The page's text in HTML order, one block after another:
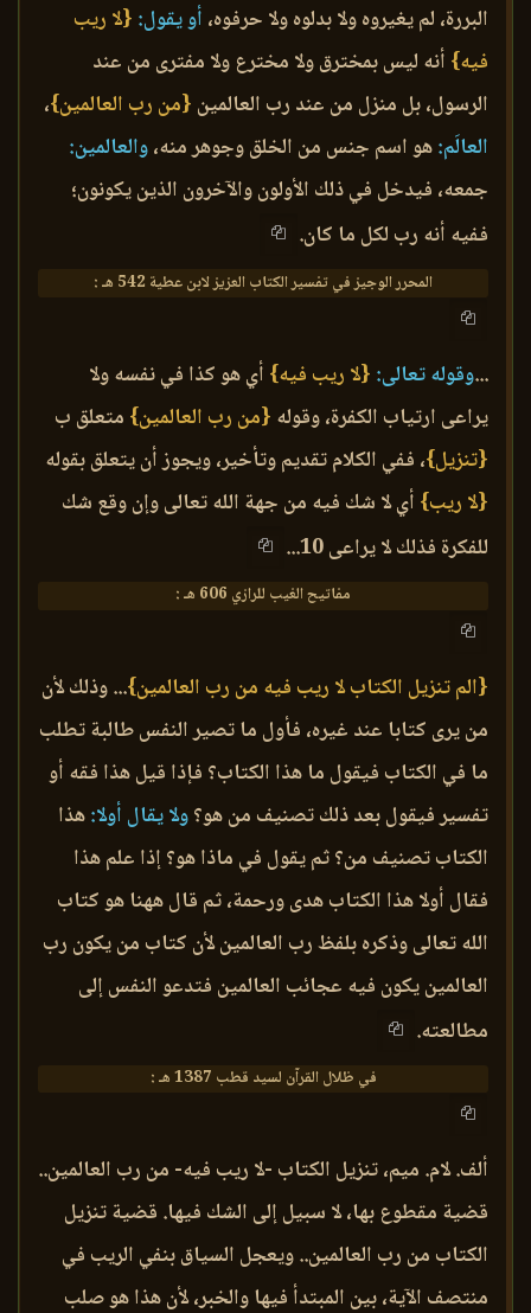
البررة، لم يغيروه ولا بدلوه ولا حرفوه، أو يقول: {لا ريب
فيه} أنه ليس بمخترق ولا مخترع ولا مفترى من عند
الرسول، بل منزل من عند رب العالمين {من رب العالمين}،
العالَم:هو اسم جنس من الخلق وجوهر منه،والعالمين:
جمعه، فيدخل في ذلك الأولون والآخرون الذين يكونون؛
ففيه أنه رب لكل ما كان.
المحرر الوجيز في تفسير الكتاب العزيز لابن عطية 542 هـ :
...وقوله تعالى: {لا ريب فيه} أي هو كذا في نفسه ولا
يراعى ارتياب الكفرة، وقوله {من رب العالمين} متعلق ب
{تنزيل}، ففي الكلام تقديم وتأخير، ويجوز أن يتعلق بقوله
{لا ريب} أي لا شك فيه من جهة الله تعالى وإن وقع شك
للفكرة فذلك لا يراعى 10...
مفاتيح الغيب للرازي 606 هـ :
{الم تنزيل الكتاب لا ريب فيه من رب العالمين}... وذلك لأن
من يرى كتابا عند غيره، فأول ما تصير النفس طالبة تطلب
ما في الكتاب فيقول ما هذا الكتاب؟ فإذا قيل هذا فقه أو
تفسير فيقول بعد ذلك تصنيف من هو؟ولا يقال أولا:هذا
الكتاب تصنيف من؟ ثم يقول في ماذا هو؟ إذا علم هذا
فقال أولا هذا الكتاب هدى ورحمة، ثم قال ههنا هو كتاب
الله تعالى وذكره بلفظ رب العالمين لأن كتاب من يكون رب
العالمين يكون فيه عجائب العالمين فتدعو النفس إلى
مطالعته.
في ظلال القرآن لسيد قطب 1387 هـ :
ألف. لام. ميم، تنزيل الكتاب -لا ريب فيه- من رب العالمين..
قضية مقطوع بها، لا سبيل إلى الشك فيها. قضية تنزيل
الكتاب من رب العالمين.. ويعجل السياق بنفي الريب في
منتصف الآية، بين المبتدأ فيها والخبر، لأن هذا هو صلب